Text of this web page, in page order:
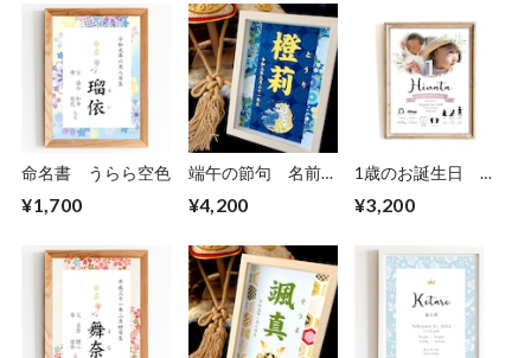
命名書 うらら空色
¥1,700
端午の節句 名前立
¥4,200
1歳のお誕生日 マ
デー バースデーポ
¥3,200